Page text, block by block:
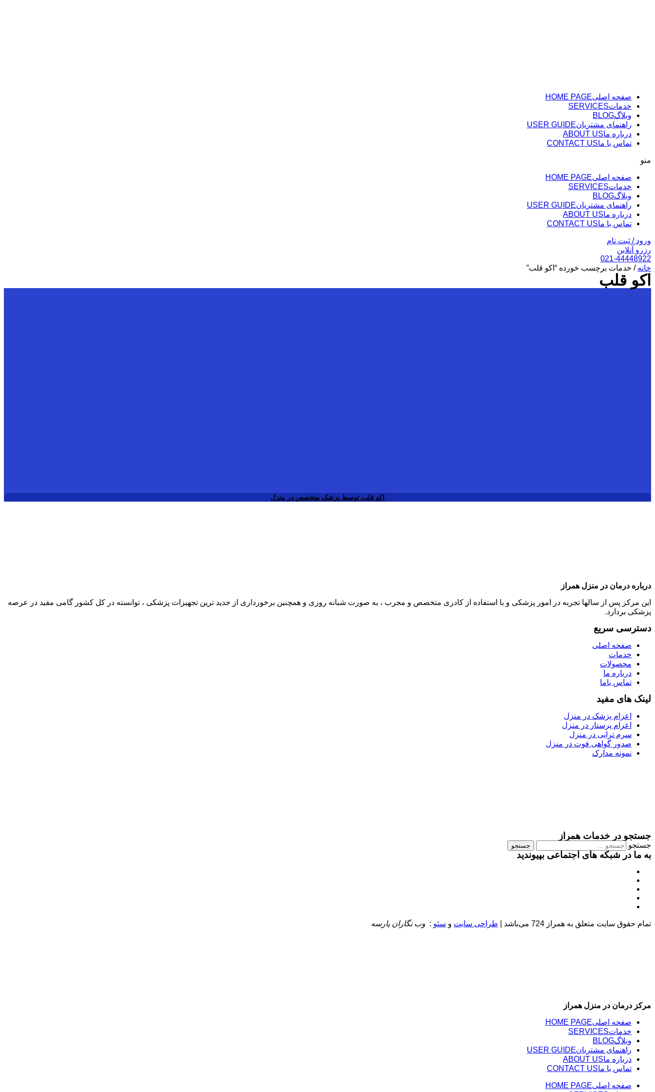
صفحه اصلیHOME PAGE
خدماتSERVICES
وبلاگBLOG
راهنمای مشتریانUSER GUIDE
درباره ماABOUT US
تماس با ماCONTACT US
منو
صفحه اصلیHOME PAGE
خدماتSERVICES
وبلاگBLOG
راهنمای مشتریانUSER GUIDE
درباره ماABOUT US
تماس با ماCONTACT US
ورود / ثبت نام
رزرو آنلاین
021-44448922
خانه / خدمات برچسب خورده “اکو قلب”
اکو قلب
اکو قلب توسط پزشک متخصص در منزل
درباره درمان در منزل همراز
این مرکز پس از سالها تجربه در امور پزشکی و با استفاده از کادری متخصص و مجرب ، به صورت شبانه روزی و همچنین برخورداری از جدید ترین تجهیزات پزشکی ، توانسته در کل کشور گامی مفید در عرصه
پزشکی بردارد.
دسترسی سریع
صفحه اصلی
خدمات
محصولات
درباره ما
تماس باما
لینک های مفید
اعزام پزشک در منزل
اعزام پرستار در منزل
سرم تراپی در منزل
صدور گواهی فوت در منزل
نمونه مدارک
جستجو در خدمات همراز
جستجو جستجو
به ما در شبکه های اجتماعی بپیوندید
تمام حقوق سایت متعلق به همراز 724 می‌باشد | طراحی سایت و سئو : وب نگاران پارسه
مرکز درمان در منزل همراز
صفحه اصلیHOME PAGE
خدماتSERVICES
وبلاگBLOG
راهنمای مشتریانUSER GUIDE
درباره ماABOUT US
تماس با ماCONTACT US
صفحه اصلیHOME PAGE